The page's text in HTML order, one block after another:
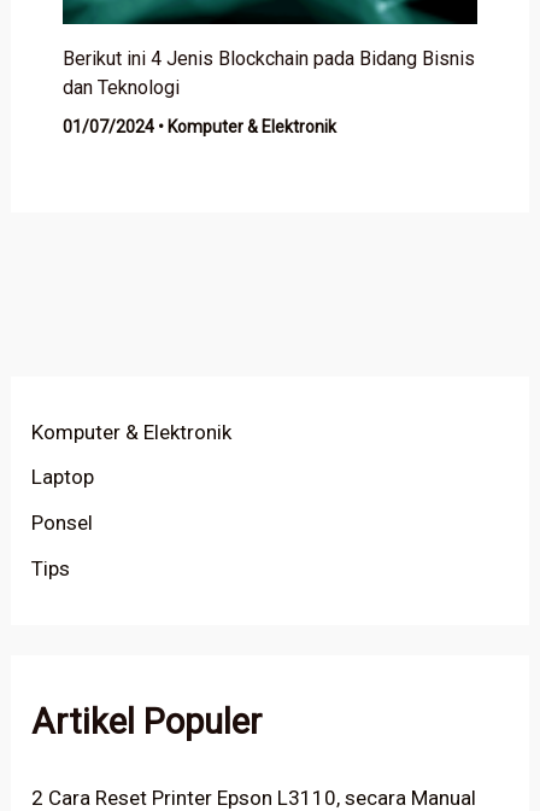
Berikut ini 4 Jenis Blockchain pada Bidang Bisnis
dan Teknologi
01/07/2024 • Komputer & Elektronik
Komputer & Elektronik
Laptop
Ponsel
Tips
Artikel Populer
2 Cara Reset Printer Epson L3110, secara Manual